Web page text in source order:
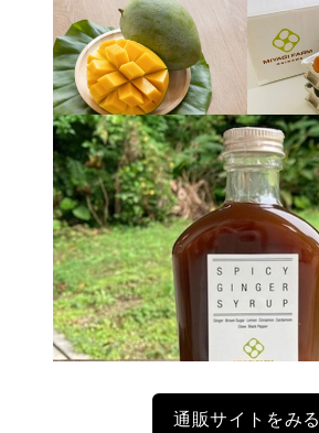
通販サイトをみる